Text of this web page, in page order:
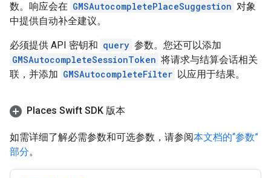
数。响应会在 GMSAutocompletePlaceSuggestion 对象
中提供自动补全建议。
必须提供 API 密钥和 query 参数。您还可以添加
GMSAutocompleteSessionToken 将请求与结算会话相关
联，并添加 GMSAutocompleteFilter 以应用于结果。
Places Swift SDK 版本
如需详细了解必需参数和可选参数，请参阅本文档的“参数”
部分。